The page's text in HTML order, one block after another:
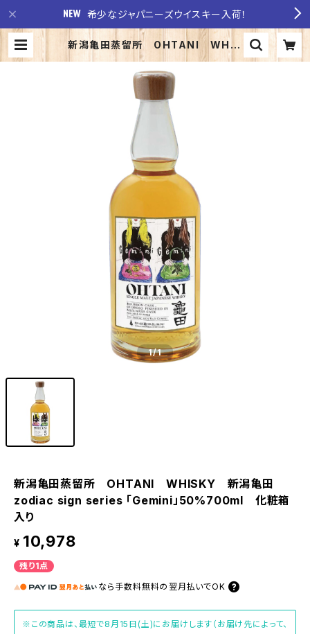
希少なジャパニーズウイスキー入荷！
新潟亀田蒸留所 OHTANI WHIS
KY 新潟亀田zodiac sign serie
入り | 至福の酒 稲田酒店
1/1
新潟亀田蒸留所 OHTANI WHISKY 新潟亀田
zodiac sign series 「Gemini」50%700ml 化粧箱
入り
¥ 10,978
残り1点
なら 手数料無料の 翌月払いでOK
※この商品は、最短で8月15日(土)にお届けします（お届け先によって、